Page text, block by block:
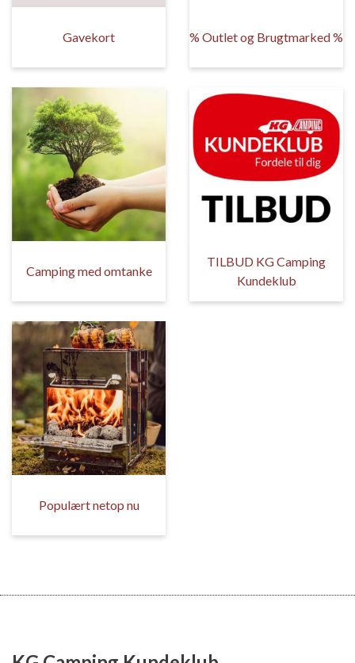
Gavekort % Outlet og Brugtmarked %
Camping med omtanke
TILBUD KG Camping
Kundeklub
Populært netop nu